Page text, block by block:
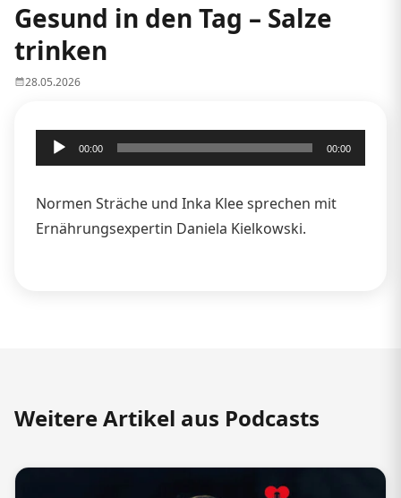
Gesund in den Tag – Salze
trinken
28.05.2026
Audio-
Player
00:00 00:00
Normen Sträche und Inka Klee sprechen mit
Ernährungsexpertin Daniela Kielkowski.
Weitere Artikel aus Podcasts